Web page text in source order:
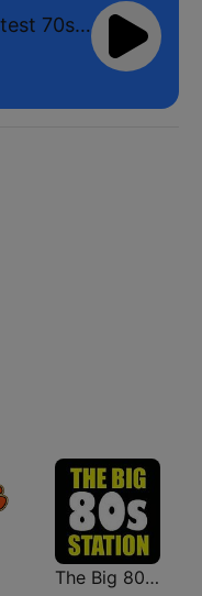
America's Greatest 70s Hits
The Big 80s Station